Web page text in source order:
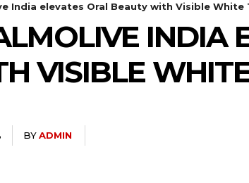
India elevates Oral Beauty with Visible
INDIA
VISIBLE
BYADMIN